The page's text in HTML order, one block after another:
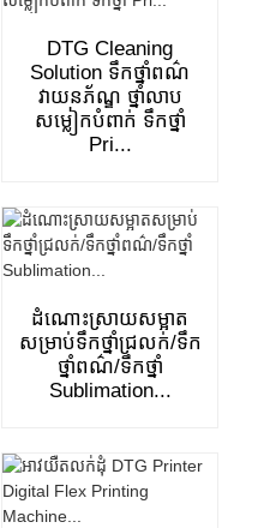
DTG Cleaning
Solution ទឹកថ្នាំពណ៌
វាយនភ័ណ្ឌ ថ្នាំលាប
សម្លៀកបំពាក់ ទឹកថ្នាំ
Pri...
ដំណោះស្រាយសម្អាត
សម្រាប់ទឹកថ្នាំជ្រលក់/ទឹក
ថ្នាំពណ៌/ទឹកថ្នាំ
Sublimation...